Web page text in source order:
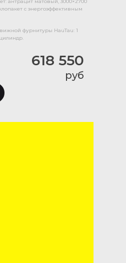
618 550
руб
с энергоэффективным
фурнитуры HauTau: 1